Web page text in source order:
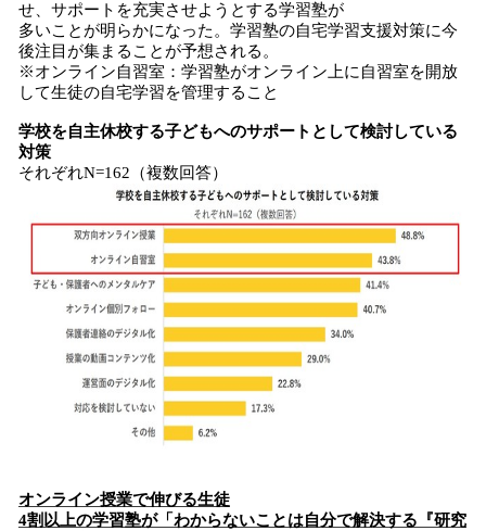
せ、サポートを充実させようとする学習塾が
多いことが明らかになった。学習塾の自宅学習支援対策に今
後注目が集まることが予想される。
※オンライン自習室：学習塾がオンライン上に自習室を開放
して生徒の自宅学習を管理すること
学校を自主休校する子どもへのサポートとして検討している
対策
それぞれN=162（複数回答）
オンライン授業で伸びる生徒
4割以上の学習塾が「 わからないことは自分で解決する 『研究